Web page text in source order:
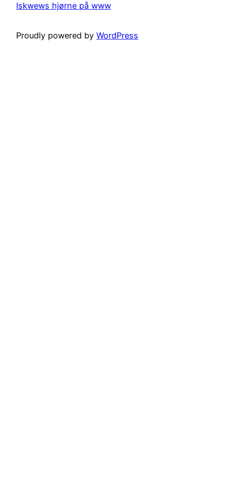
Iskwews hjørne på www
Proudly powered by WordPress